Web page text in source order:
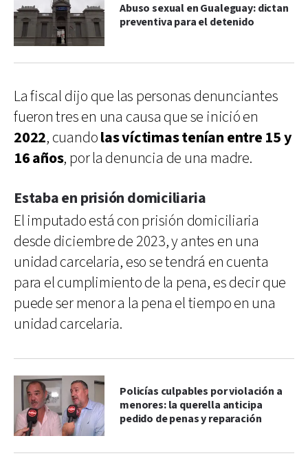
Abuso sexual en Gualeguay: dictan
preventiva para el detenido
La fiscal dijo que las personas denunciantes
fueron tres en una causa que se inició en
2022, cuandolas víctimas tenían entre 15 y
16 años, por la denuncia de una madre.
Estaba en prisión domiciliaria
El imputado está con prisión domiciliaria
desde diciembre de 2023, y antes en una
unidad carcelaria, eso se tendrá en cuenta
para el cumplimiento de la pena, es decir que
puede ser menor a la pena el tiempo en una
unidad carcelaria.
Policías culpables por violación a
menores: la querella anticipa
pedido de penas y reparación